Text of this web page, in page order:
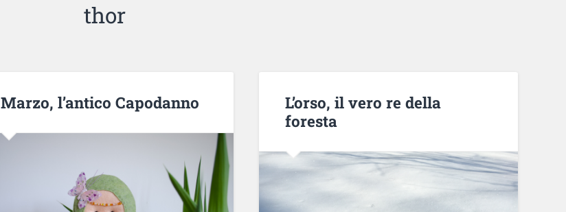
thor
Marzo, l’antico Capodanno
L’orso, il vero re della
foresta